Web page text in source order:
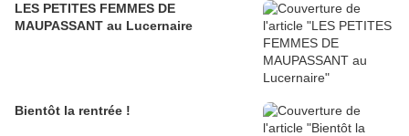
LES PETITES FEMMES DE
MAUPASSANT au Lucernaire
Bientôt la rentrée !